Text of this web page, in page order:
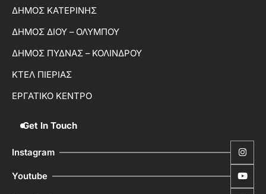
ΔΗΜΟΣ ΚΑΤΕΡΙΝΗΣ
ΔΗΜΟΣ ΔΙΟΥ – ΟΛΥΜΠΟΥ
ΔΗΜΟΣ ΠΥΔΝΑΣ – ΚΟΛΙΝΔΡΟΥ
ΚΤΕΛ ΠΙΕΡΙΑΣ
ΕΡΓΑΤΙΚΟ ΚΕΝΤΡΟ
Get In Touch
Instagram
Youtube